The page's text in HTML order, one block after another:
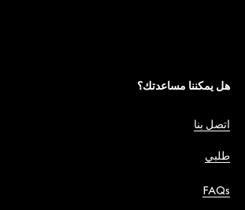
هل يمكننا مساعدتك؟
اتصل بنا
طلبي
FAQs